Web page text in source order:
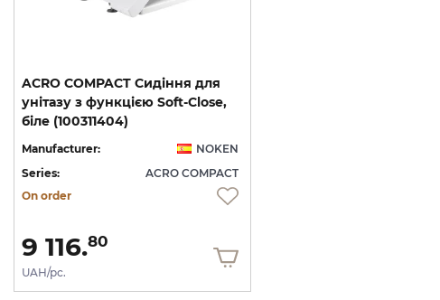
ACRO COMPACT Сидіння для
унітазу з функцією Soft-Close,
біле (100311404)
Manufacturer:
NOKEN
Series:
ACRO COMPACT
On order
9 116.80
UAH/pc.